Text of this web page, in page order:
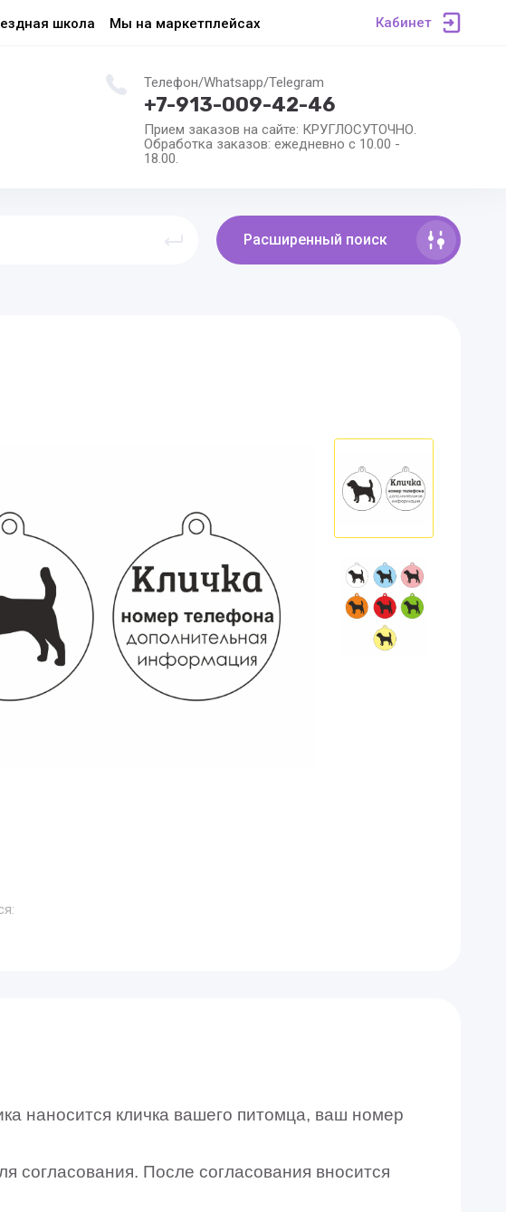
школа Мы на маркетплейсах Кабинет
Телефон/Whatsapp/Telegram
+7-913-009-42-46
Прием заказов на сайте: КРУГЛОСУТОЧНО.
Обработка заказов: ежедневно с 10.00 -
18.00.
Расширенный поиск
наносится кличка вашего питомца, ваш номер
согласования. После согласования вносится